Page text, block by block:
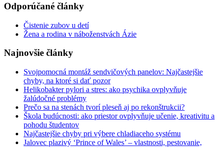
Odporúčané články
Čistenie zubov u detí
Žena a rodina v náboženstvách Ázie
Najnovšie články
Svojpomocná montáž sendvičových panelov: Najčastejšie
chyby, na ktoré si dať pozor
Helikobakter pylori a stres: ako psychika ovplyvňuje
žalúdočné problémy
Prečo sa na stenách tvorí pleseň aj po rekonštrukcii?
Škola budúcnosti: ako priestor ovplyvňuje učenie, kreativitu a
pohodu študentov
Najčastejšie chyby pri výbere chladiaceho systému
Jalovec plazivý ‘Prince of Wales’ – vlastnosti, pestovanie,